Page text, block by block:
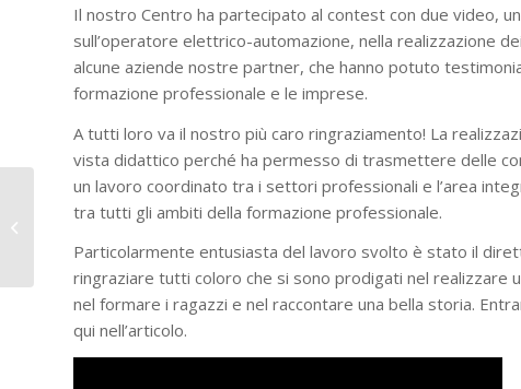
Il nostro Centro ha partecipato al contest con due video,
sull’operatore elettrico-automazione, nella realizzazione
alcune aziende nostre partner, che hanno potuto
formazione professionale e le imprese.
A tutti loro va il nostro più caro ringraziamento! La
vista didattico perché ha permesso di trasmettere delle
un lavoro coordinato tra i settori professionali e l’area
tra tutti gli ambiti della formazione professionale.
Particolarmente entusiasta del lavoro svolto è stato il
ringraziare tutti coloro che si sono prodigati nel realizzare
nel formare i ragazzi e nel raccontare una bella storia.
qui nell’articolo.
Il Rettor Maggiore per
la prima volta a Nizza
Monferrato